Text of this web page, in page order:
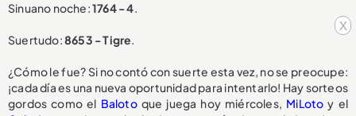
x
Sinuano noche:1764 - 4.
Suertudo:8653 - Tigre.
¿Cómo le fue? Si no contó con suerte esta vez, no se preocupe:
¡cada día es una nueva oportunidad para intentarlo! Hay sorteos
gordos como el Balotoque juega hoy miércoles, MiLoto y el